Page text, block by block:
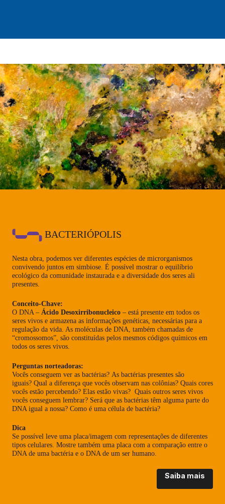
BACTERIÓPOLIS
Nesta obra, podemos ver diferentes espécies de microrganismos
convivendo juntos em simbiose. É possível mostrar o equilíbrio
ecológico da comunidade instaurada e a diversidade dos seres ali
presentes.
Conceito-Chave:
O DNA – Ácido Desoxirribonucleico – está presente em todos os
seres vivos e armazena as informações genéticas, necessárias para a
regulação da vida. As moléculas de DNA, também chamadas de
“cromossomos”, são constituídas pelos mesmos códigos químicos em
todos os seres vivos.
Perguntas norteadoras:
Vocês conseguem ver as bactérias? As bactérias presentes são
iguais? Qual a diferença que vocês observam nas colônias? Quais cores
vocês estão percebendo? Elas estão vivas? Quais outros seres vivos
vocês conseguem lembrar? Será que as bactérias têm alguma parte do
DNA igual a nossa? Como é uma célula de bactéria?
Dica
Se possível leve uma placa/imagem com representações de diferentes
tipos celulares. Mostre também uma placa com a comparação entre o
DNA de uma bactéria e o DNA de um ser humano.
Saiba mais